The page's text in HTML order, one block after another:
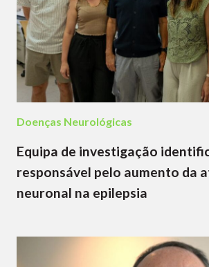
Doenças Neurológicas
Equipa de investigação
responsável pelo aumento da
neuronal na epilepsia